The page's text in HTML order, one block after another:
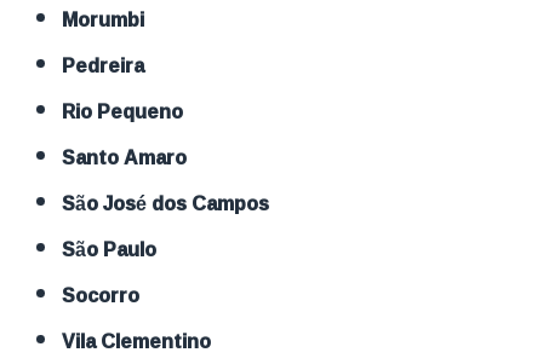
Morumbi
Pedreira
Rio Pequeno
Santo Amaro
São José dos Campos
São Paulo
Socorro
Vila Clementino